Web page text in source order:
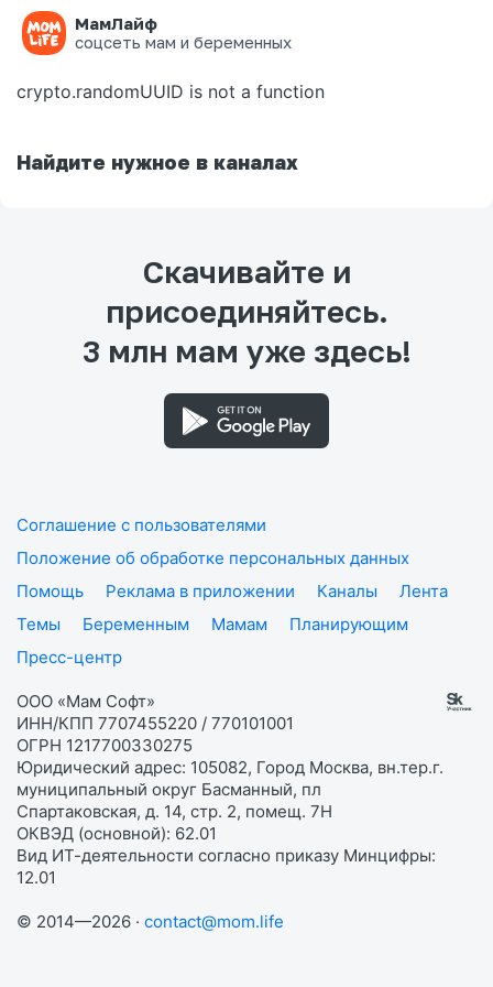
МамЛайф
соцсеть мам и беременных
Ошибка на странице
crypto.randomUUID is not a function
Найдите нужное в каналах
Скачивайте и
присоединяйтесь.
3 млн мам уже здесь!
Соглашение с пользователями
Положение об обработке персональных данных
Помощь
Реклама в приложении Каналы
Лента
Темы
Беременным Мамам
Планирующим
Пресс-центр
ООО «Мам Софт»
ИНН/КПП 7707455220 / 770101001
ОГРН 1217700330275
Юридический адрес: 105082, Город Москва, вн.тер.г.
муниципальный округ Басманный, пл
Спартаковская, д. 14, стр. 2, помещ. 7Н
ОКВЭД (основной): 62.01
Вид ИТ-деятельности согласно приказу Минцифры:
12.01
© 2014—2026 · contact@mom.life